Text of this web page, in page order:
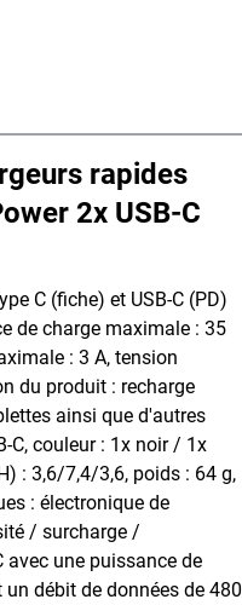
rapides
2x USB-C
C (fiche) et USB-C (PD)
de charge maximale : 35
: 3 A, tension
du produit : recharge
ainsi que d'autres
C, couleur : 1x noir / 1x
: 3,6/7,4/3,6, poids : 64 g,
: électronique de
/ surcharge /
une puissance de
débit de données de 480